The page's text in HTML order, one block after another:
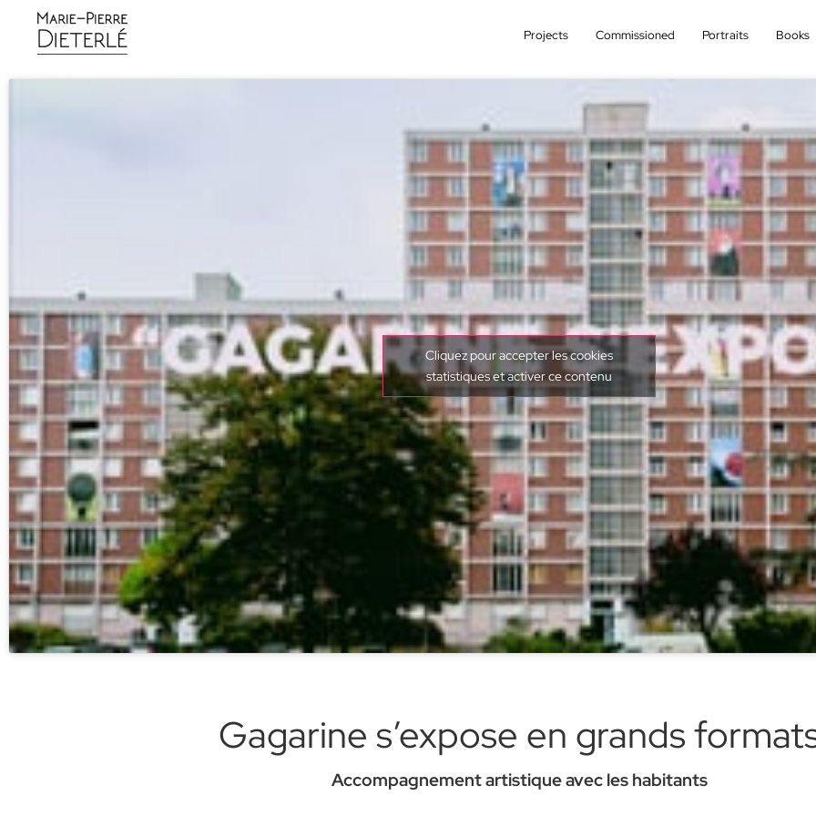
Projects Commissioned Portraits Books
Cliquez pour accepter les cookies
statistiques et activer ce contenu
Gagarine s’expose en grands
Accompagnement artistique avec les habitants